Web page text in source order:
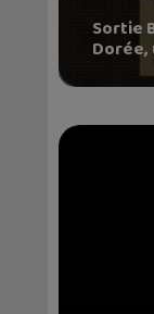
Sortie
Dorée,